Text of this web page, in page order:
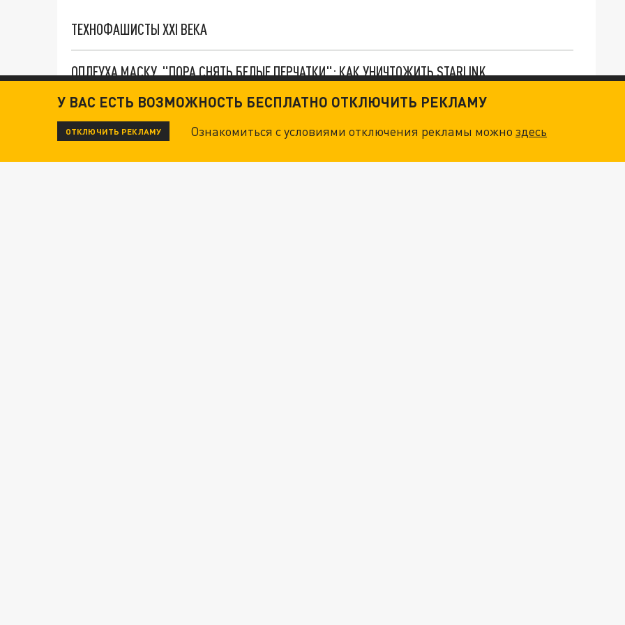
ТЕХНОФАШИСТЫ XXI ВЕКА
ОПЛЕУХА МАСКУ. "ПОРА СНЯТЬ БЕЛЫЕ ПЕРЧАТКИ": КАК УНИЧТОЖИТЬ STARLINK
У ВАС ЕСТЬ ВОЗМОЖНОСТЬ БЕСПЛАТНО ОТКЛЮЧИТЬ РЕКЛАМУ
ОТКЛЮЧИТЬ РЕКЛАМУ Ознакомиться с условиями отключения рекламы можноздесь